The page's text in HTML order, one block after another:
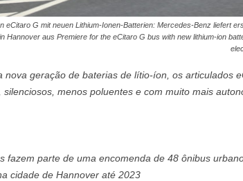
eCitaro G mit neuen Lithium-Ionen-Batterien: Mercedes-Benz liefert
Hannover aus Premiere for the eCitaro G bus with new lithium-ion
nova geração de baterias de lítio-íon, os articulados
silenciosos, menos poluentes e com muito mais
fazem parte de uma encomenda de 48 ônibus
cidade de Hannover até 2023